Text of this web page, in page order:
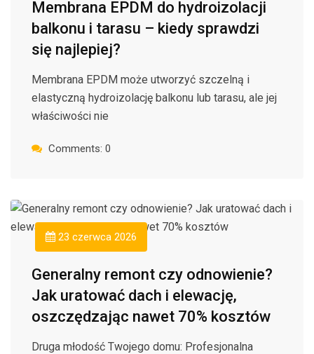
Membrana EPDM do hydroizolacji
balkonu i tarasu – kiedy sprawdzi
się najlepiej?
Membrana EPDM może utworzyć szczelną i
elastyczną hydroizolację balkonu lub tarasu, ale jej
właściwości nie
Comments: 0
23 czerwca 2026
Generalny remont czy odnowienie?
Jak uratować dach i elewację,
oszczędzając nawet 70% kosztów
Druga młodość Twojego domu: Profesjonalna